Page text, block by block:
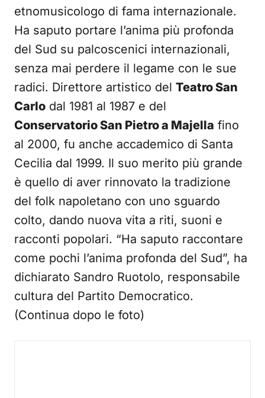
etnomusicologo di fama internazionale.
Ha saputo portare l’anima più profonda
del Sud su palcoscenici internazionali,
senza mai perdere il legame con le sue
radici. Direttore artistico del Teatro San
Carlo dal 1981 al 1987 e del
Conservatorio San Pietro a Majella fino
al 2000, fu anche accademico di Santa
Cecilia dal 1999. Il suo merito più grande
è quello di aver rinnovato la tradizione
del folk napoletano con uno sguardo
colto, dando nuova vita a riti, suoni e
racconti popolari. “Ha saputo raccontare
come pochi l’anima profonda del Sud”, ha
dichiarato Sandro Ruotolo, responsabile
cultura del Partito Democratico.
(Continua dopo le foto)